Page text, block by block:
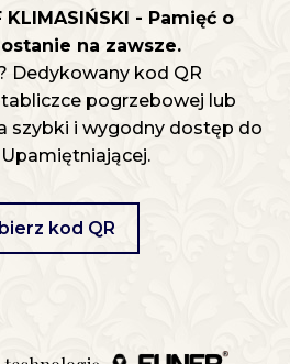
KLIMASIŃSKI - Pamięć o
na zawsze.
Dedykowany kod QR
pogrzebowej lub
szybki i wygodny dostęp do
kod QR